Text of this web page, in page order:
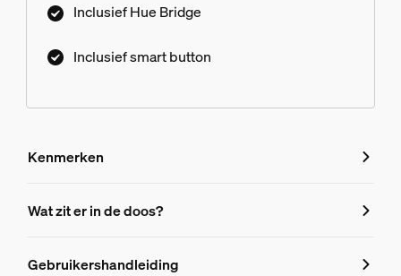
Inclusief Hue Bridge
Inclusief smart button
Kenmerken
Kenmerken
Wat zit er in de doos?
Gebruikershandleiding